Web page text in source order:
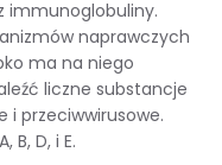
immunoglobuliny.
naprawczych
ma na niego
liczne substancje
i przeciwwirusowe.
D, i E.